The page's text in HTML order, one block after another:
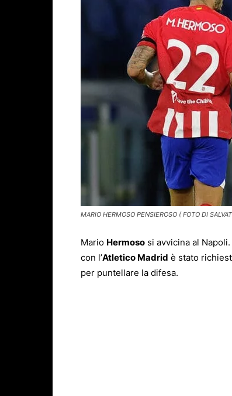
MARIO HERMOSO PENSIEROSO ( FOTO DI
Mario Hermoso si avvicina al
con l’Atletico Madrid è stato
per puntellare la difesa.